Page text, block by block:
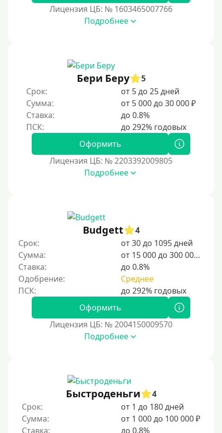
В день обращения
С 19 лет
С 20 лет
С 21 года
С 22 лет
С 23 лет
Несовершеннолетним
Для мужчин
Женский займ
Мамам в декрете
Без прописки
С временной регистрацией
Пенсионерам до 70 лет
Пенсионерам до 75 лет
Пенсионерам до 80 лет
Лицензия ЦБ: № 1603465007766
Подробнее
Бери Беру
5
Срок:
от 5 до 25 дней
Сумма:
от 5 000 до 30 000 ₽
Ставка:
до 0.8%
Оформить
Лицензия ЦБ: № 2203392009805
Подробнее
Budgett
4
Срок:
от 30 до 1095 дней
Сумма:
от 15 000 до 300 000 ₽
Ставка:
до 0.8%
Одобрение:
Среднее
Оформить
Лицензия ЦБ: № 2004150009570
Подробнее
Быстроденьги
4
Срок:
от 1 до 180 дней
Сумма:
от 1 000 до 100 000 ₽
Ставка:
до 0.8%